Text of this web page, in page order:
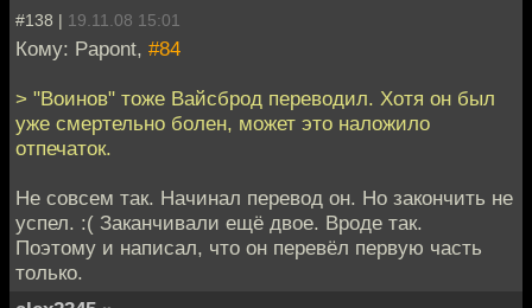
#138 | 19.11.08 15:01
Кому: Papont, #84
> "Воинов" тоже Вайсброд переводил. Хотя он был
уже смертельно болен, может это наложило
отпечаток.
Не совсем так. Начинал перевод он. Но закончить не
успел. :( Заканчивали ещё двое. Вроде так.
Поэтому и написал, что он перевёл первую часть
только.